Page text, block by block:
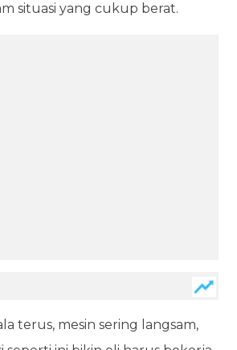
situasi yang cukup berat.
terus, mesin sering langsam,